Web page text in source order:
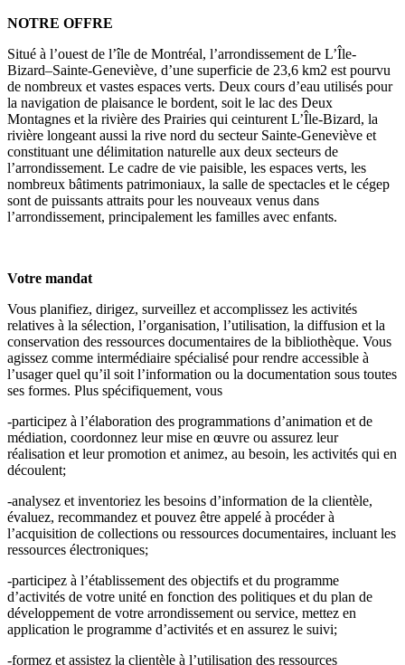
NOTRE OFFRE
Situé à l’ouest de l’île de Montréal, l’arrondissement de L’Île-
Bizard–Sainte-Geneviève, d’une superficie de 23,6 km2 est pourvu
de nombreux et vastes espaces verts. Deux cours d’eau utilisés pour
la navigation de plaisance le bordent, soit le lac des Deux
Montagnes et la rivière des Prairies qui ceinturent L’Île-Bizard, la
rivière longeant aussi la rive nord du secteur Sainte-Geneviève et
constituant une délimitation naturelle aux deux secteurs de
l’arrondissement. Le cadre de vie paisible, les espaces verts, les
nombreux bâtiments patrimoniaux, la salle de spectacles et le cégep
sont de puissants attraits pour les nouveaux venus dans
l’arrondissement, principalement les familles avec enfants.
Votre mandat
Vous planifiez, dirigez, surveillez et accomplissez les activités
relatives à la sélection, l’organisation, l’utilisation, la diffusion et la
conservation des ressources documentaires de la bibliothèque. Vous
agissez comme intermédiaire spécialisé pour rendre accessible à
l’usager quel qu’il soit l’information ou la documentation sous toutes
ses formes. Plus spécifiquement, vous
-participez à l’élaboration des programmations d’animation et de
médiation, coordonnez leur mise en œuvre ou assurez leur
réalisation et leur promotion et animez, au besoin, les activités qui en
découlent;
-analysez et inventoriez les besoins d’information de la clientèle,
évaluez, recommandez et pouvez être appelé à procéder à
l’acquisition de collections ou ressources documentaires, incluant les
ressources électroniques;
-participez à l’établissement des objectifs et du programme
d’activités de votre unité en fonction des politiques et du plan de
développement de votre arrondissement ou service, mettez en
application le programme d’activités et en assurez le suivi;
-formez et assistez la clientèle à l’utilisation des ressources